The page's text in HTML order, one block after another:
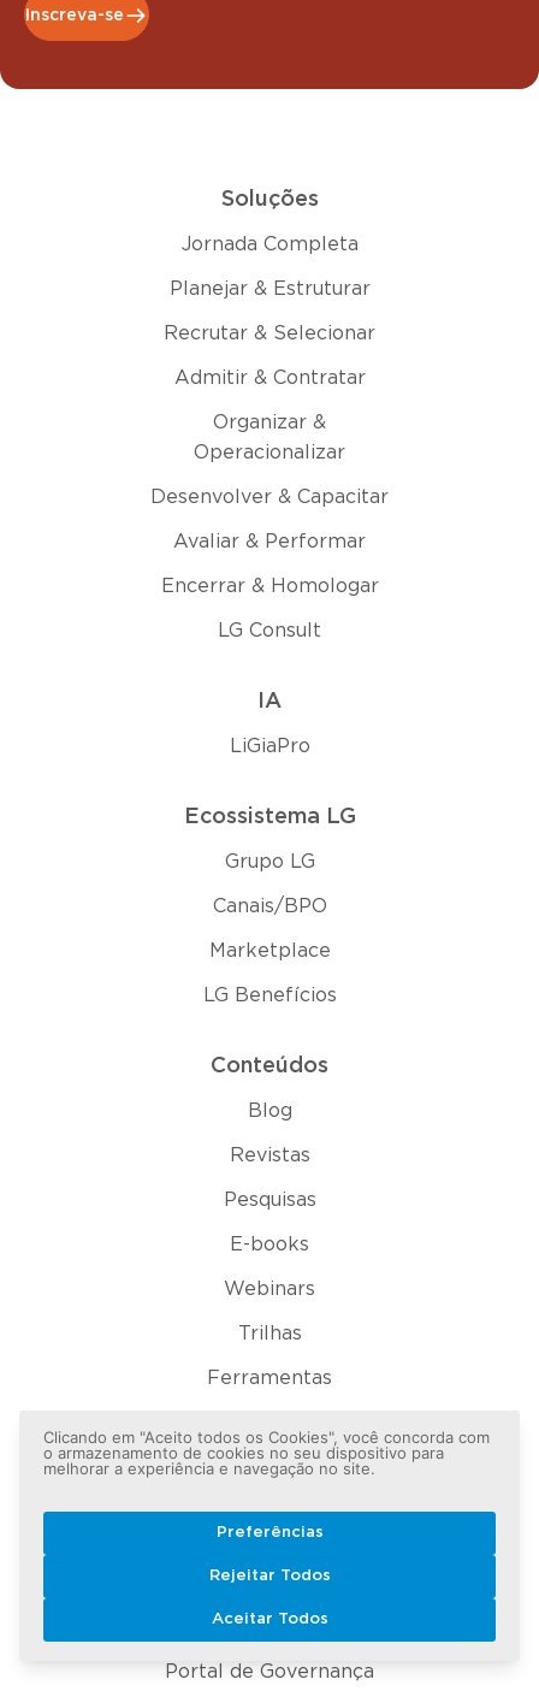
Inscreva-se
Soluções
Jornada Completa
Planejar & Estruturar
Recrutar & Selecionar
Admitir & Contratar
Organizar &
Operacionalizar
Desenvolver & Capacitar
Avaliar & Performar
Encerrar & Homologar
LG Consult
IA
LiGiaPro
Ecossistema LG
Grupo LG
Canais/BPO
Marketplace
LG Benefícios
Conteúdos
Blog
Revistas
Pesquisas
E-books
Webinars
Trilhas
Ferramentas
Institucional
Onde estamos
Cases
Clientes
Portal de Governança
Clicando em "Aceito todos os Cookies", você concorda com
o armazenamento de cookies no seu dispositivo para
melhorar a experiência e navegação no site.
Preferências
Rejeitar Todos
Aceitar Todos